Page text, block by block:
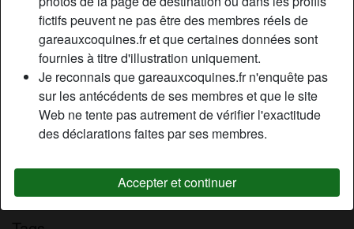
fictifs peuvent ne pas être des membres réels de
gareauxcoquines.fr et que certaines données sont
fournies à titre d'illustration uniquement.
Je reconnais que gareauxcoquines.fr n'enquête pas
sur les antécédents de ses membres et que le site
Web ne tente pas autrement de vérifier l'exactitude
des déclarations faites par ses membres.
Accepter et continuer
Mon corps est presque parfait, pas de défaut notable, une
marque d’appendicite minuscule, sinon une vraie poupée.
Je suis une jeune femme et je cherche des mecs viril avec
des grosses bites qi ont le fantasme de ce faire sucer par
Barbie en étant déguiser en Batman ou Superman, voire
Robin.